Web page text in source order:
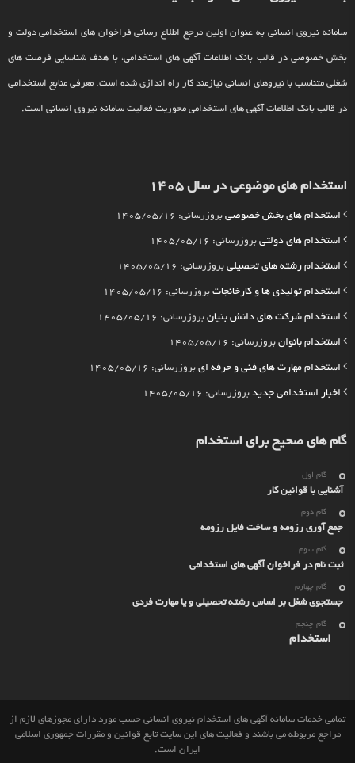
سامانه نیروی انسانی به عنوان اولین مرجع اطلاع رسانی فراخوان های استخدامی دولت و
بخش خصوصی در قالب بانک اطلاعات آگهی های استخدامی، با هدف شناسایی فرصت های
شغلی متناسب با نیروهای انسانی نیازمند کار راه اندازی شده است. معرفی منابع استخدامی
در قالب بانک اطلاعات آگهی های استخدامی محوریت فعالیت سامانه نیروی انسانی است.
استخدام های موضوعی در سال 1405
استخدام های بخش خصوصی بروزرسانی: 1405/05/16
استخدام های دولتی بروزرسانی: 1405/05/16
استخدام رشته های تحصیلی بروزرسانی: 1405/05/16
استخدام تولیدی ها و کارخانجات بروزرسانی: 1405/05/16
استخدام شرکت های دانش بنیان بروزرسانی: 1405/05/16
استخدام بانوان بروزرسانی: 1405/05/16
استخدام مهارت های فنی و حرفه ای بروزرسانی: 1405/05/16
اخبار استخدامی جدید بروزرسانی: 1405/05/16
گام های صحیح برای استخدام
گام اول
آشنایی با قوانین کار
گام دوم
جمع آوری رزومه و ساخت فایل رزومه
گام سوم
ثبت نام در فراخوان آگهی های استخدامی
گام چهارم
جستجوی شغل بر اساس رشته تحصیلی و یا مهارت فردی
گام چنجم
استخدام
تمامی خدمات سامانه آگهی های استخدام نیروی انسانی حسب مورد دارای مجوزهای لازم از
مراجع مربوطه می باشند و فعالیت های این سایت تابع قوانین و مقررات جمهوری اسلامی
ایران است.